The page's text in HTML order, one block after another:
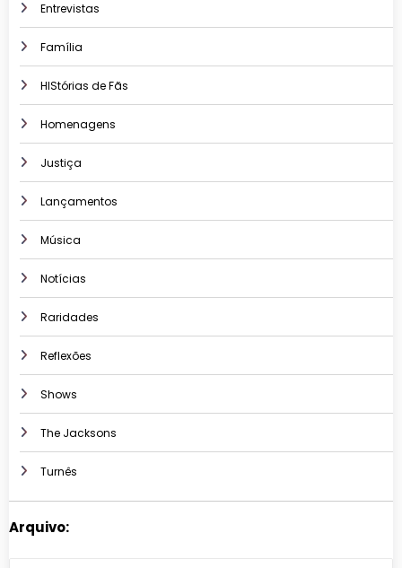
Entrevistas
Família
HIStórias de Fãs
Homenagens
Justiça
Lançamentos
Música
Notícias
Raridades
Reflexões
Shows
The Jacksons
Turnês
Arquivo: